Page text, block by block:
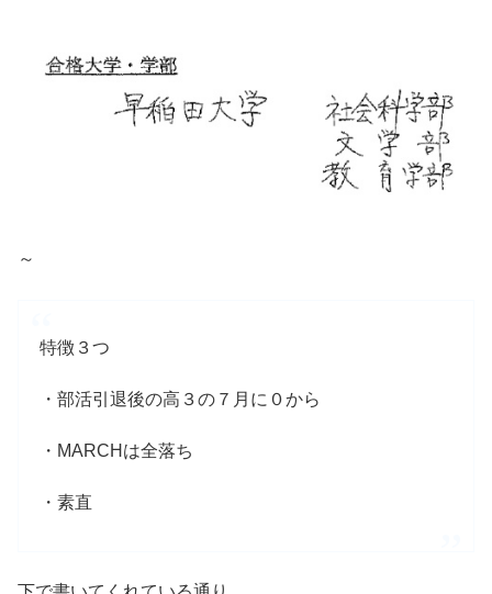
～
特徴３つ
・部活引退後の高３の７月に０から
・MARCHは全落ち
・素直